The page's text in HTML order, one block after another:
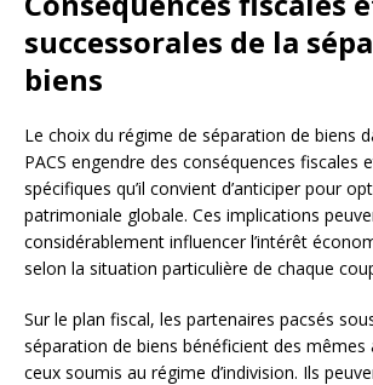
successorales de la
biens
Le choix du régime de séparation de biens
PACS engendre des conséquences fiscales
spécifiques qu’il convient d’anticiper pour
patrimoniale globale. Ces implications
considérablement influencer l’intérêt
selon la situation particulière de chaque
Sur le plan fiscal, les partenaires pacsés
séparation de biens bénéficient des mêmes
ceux soumis au régime d’indivision. Ils